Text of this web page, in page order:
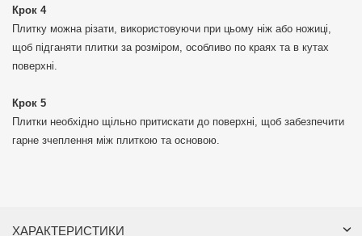
Крок 4
Плитку можна різати, використовуючи при цьому ніж або ножиці,
щоб підганяти плитки за розміром, особливо по краях та в кутах
поверхні.
Крок 5
Плитки необхідно щільно притискати до поверхні, щоб забезпечити
гарне зчеплення між плиткою та основою.
ХАРАКТЕРИСТИКИ